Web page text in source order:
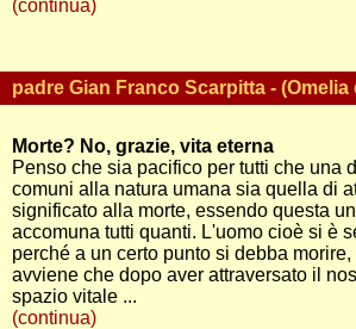
(continua)
padre Gian Franco Scarpitta - (Omelia
Morte? No, grazie, vita eterna
Penso che sia pacifico per tutti che una
comuni alla natura umana sia quella di
significato alla morte, essendo questa
accomuna tutti quanti. L'uomo cioè si è
perché a un certo punto si debba
avviene che dopo aver attraversato il
spazio vitale ...
(continua)